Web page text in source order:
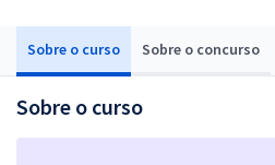
Sobre o curso Sobre o concurso
Sobre o curso